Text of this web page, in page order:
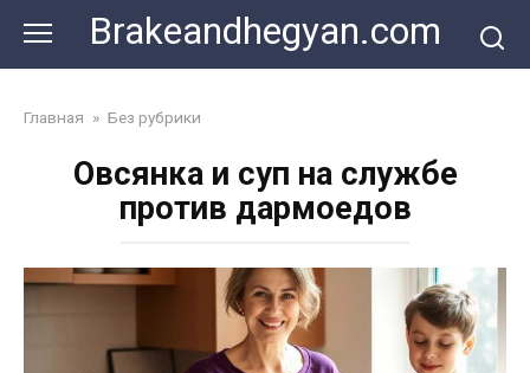
content
Brakeandhegyan.com
Главная » Без рубрики
Овсянка и суп на службе
против дармоедов